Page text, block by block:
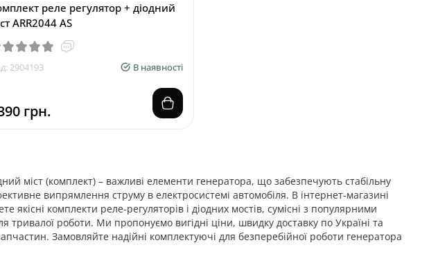
реле регулятор + діодний
ARR2044 AS
2904193 В наявності
грн.
міст (комплект) – важливі елементи генератора, що забезпечують стабільну
випрямлення струму в електросистемі автомобіля. В інтернет-магазині
якісні комплекти реле-регуляторів і діодних мостів, сумісні з популярними
тривалої роботи. Ми пропонуємо вигідні ціни, швидку доставку по Україні та
Замовляйте надійні комплектуючі для безперебійної роботи генератора